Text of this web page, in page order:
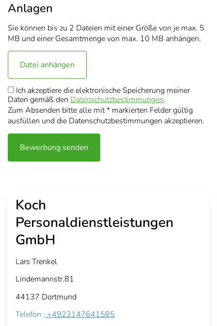
Anlagen
Sie können bis zu 2 Dateien mit einer Größe von je max. 5
MB und einer Gesamtmenge von max. 10 MB anhängen.
Datei anhängen
Ich akzeptiere die elektronische Speicherung meiner
Daten gemäß den Datenschutzbestimmungen.
Zum Absenden bitte alle mit * markierten Felder gültig
ausfüllen und die Datenschutzbestimmungen akzeptieren.
Bewerbung senden
Koch
Personaldienstleistungen
GmbH
Lars Trenkel
Lindemannstr.81
44137 Dortmund
Telefon : +4923147641585